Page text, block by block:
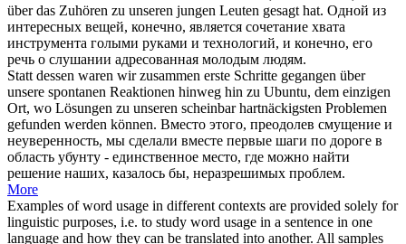
über das Zuhören zu unseren jungen Leuten gesagt hat. Одной из
интересных вещей, конечно, является сочетание хвата
инструмента голыми руками и технологий, и конечно, его
речь о слушании адресованная молодым людям.
Statt dessen waren wir zusammen erste Schritte gegangen über
unsere spontanen Reaktionen hinweg hin zu Ubuntu, dem einzigen
Ort, wo Lösungen zu unseren scheinbar hartnäckigsten Problemen
gefunden werden können. Вместо этого, преодолев смущение и
неуверенность, мы сделали вместе первые шаги по дороге в
область убунту - единственное место, где можно найти
решение наших, казалось бы, неразрешимых проблем.
More
Examples of word usage in different contexts are provided solely for
linguistic purposes, i.e. to study word usage in a sentence in one
language and how they can be translated into another. All samples